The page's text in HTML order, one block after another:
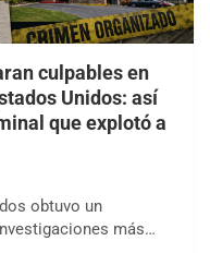
culpables en
Unidos: así
que explotó a
obtuvo un
más…